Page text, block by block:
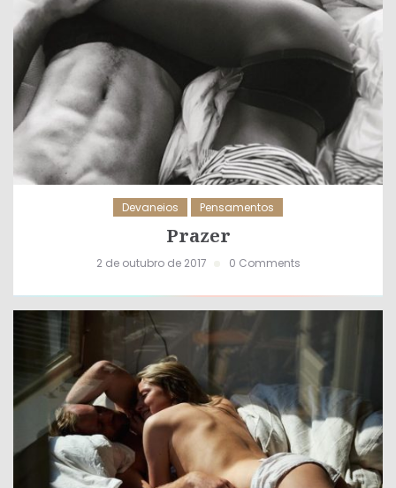
Devaneios Pensamentos
Prazer
2 de outubro de 2017 0 Comments